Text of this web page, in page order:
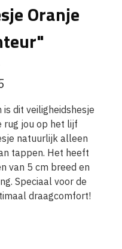
Oranje
dit veiligheidshesje
rug jou op het lijf
natuurlijk alleen
tappen. Het heeft
van 5 cm breed en
Speciaal voor de
draagcomfort!